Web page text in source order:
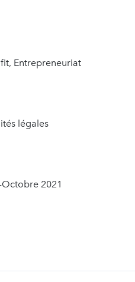
Entrepreneuriat
légales
2021